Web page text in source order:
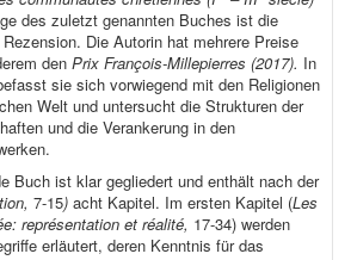
des zuletzt genannten Buches ist die
Die Autorin hat mehrere Preise
den Prix François-Millepierres (2017). In
sie sich vorwiegend mit den Religionen
Welt und untersucht die Strukturen der
und die Verankerung in den
Buch ist klar gegliedert und enthält nach der
7-15) acht Kapitel. Im ersten Kapitel (Les
représentation et réalité, 17-34) werden
erläutert, deren Kenntnis für das